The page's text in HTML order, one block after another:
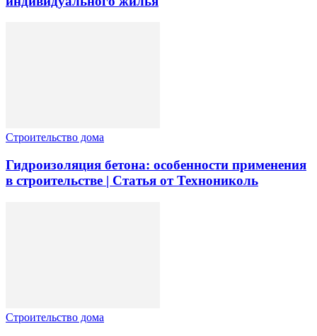
Строительство дома
Гидроизоляция бетона: особенности применения
в строительстве | Статья от Технониколь
Строительство дома